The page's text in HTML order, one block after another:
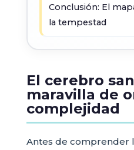
Conclusión: El
la tempestad
El cerebro
maravilla de
complejidad
Antes de comprender